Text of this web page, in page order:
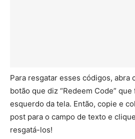
Para resgatar esses códigos, abra
botão que diz “Redeem Code”
esquerdo da tela. Então, copie e
post para o campo de texto e
resgatá-los!